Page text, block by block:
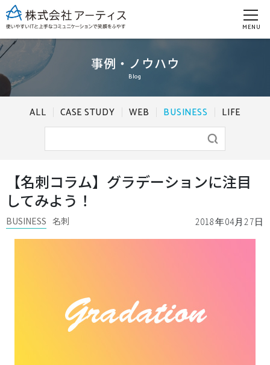
MENU
事例・ノウハウ
Blog
ALL CASE STUDY WEB BUSINESS LIFE
【名刺コラム】グラデーションに注目
してみよう！
2018年04月27日
BUSINESS 名刺